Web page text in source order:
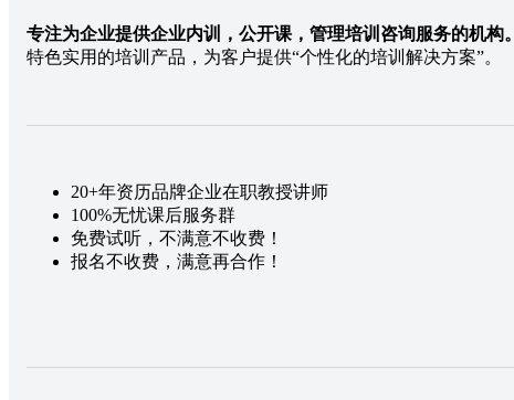
专注为企业提供企业内训，公开课，管理培训咨询服务的机构。
特色实用的培训产品，为客户提供“个性化的培训解决方案”。
20+年资历品牌企业在职教授讲师
100%无忧课后服务群
免费试听，不满意不收费！
报名不收费，满意再合作！